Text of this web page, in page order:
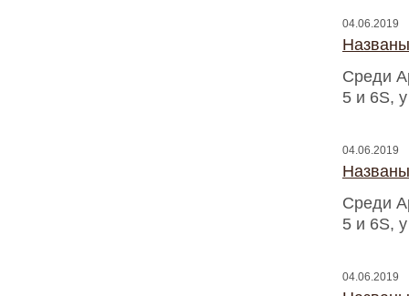
04.06.2019
Среди
5 и 6S,
04.06.2019
Среди
5 и 6S,
04.06.2019